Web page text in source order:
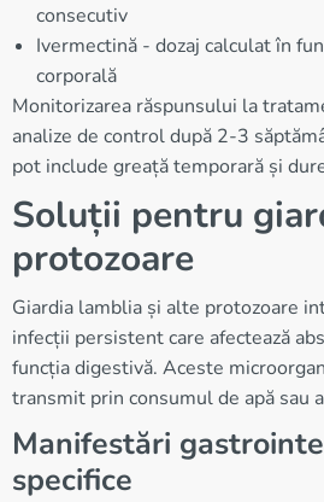
consecutiv
Ivermectină - dozaj calculat în
corporală
Monitorizarea răspunsului la
analize de control după 2-3
pot include greață temporară și
Soluții pentru
protozoare
Giardia lamblia și alte protozoare
infecții persistent care afectează
funcția digestivă. Aceste
transmit prin consumul de apă sau
Manifestări
specifice